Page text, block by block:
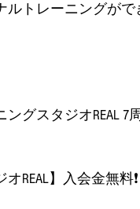
トレーニングがで
ングスタジオREAL
REAL】入会金無料❗